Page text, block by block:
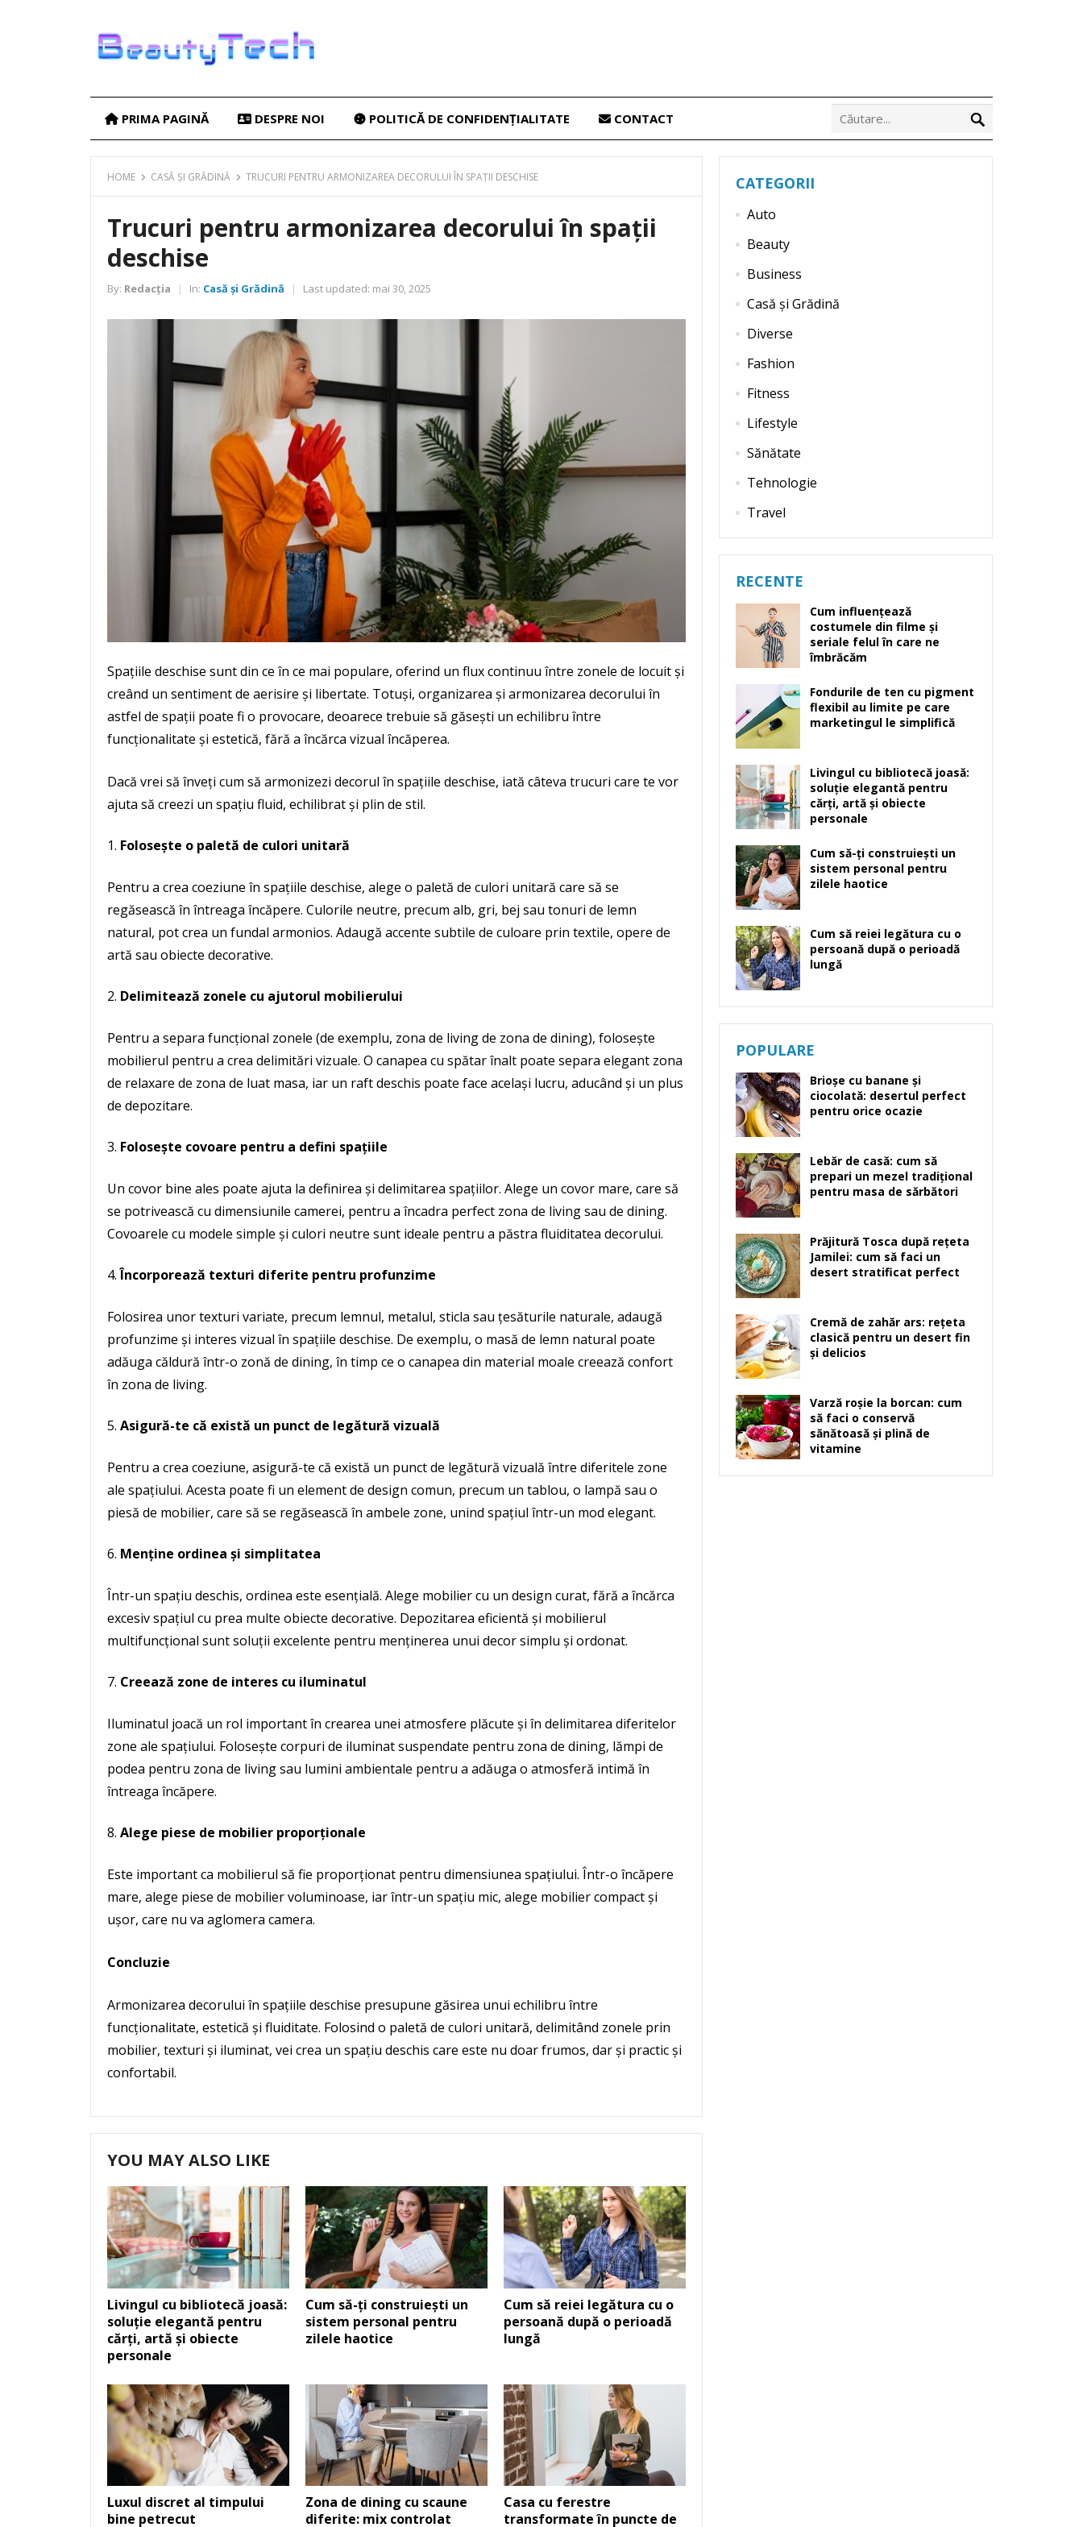
PRIMA PAGINĂ DESPRE NOI POLITICĂ DE CONFIDENȚIALITATE CONTACT
HOME CASĂ ȘI GRĂDINĂ TRUCURI PENTRU ARMONIZAREA DECORULUI ÎN SPAȚII DESCHISE
Trucuri pentru armonizarea decorului în spații
deschise
By: Redacția | In: Casă și Grădină | Last updated: mai 30, 2025
Spațiile deschise sunt din ce în ce mai populare, oferind un flux continuu între zonele de locuit și
creând un sentiment de aerisire și libertate. Totuși, organizarea și armonizarea decorului în
astfel de spații poate fi o provocare, deoarece trebuie să găsești un echilibru între
funcționalitate și estetică, fără a încărca vizual încăperea.
Dacă vrei să înveți cum să armonizezi decorul în spațiile deschise, iată câteva trucuri care te vor
ajuta să creezi un spațiu fluid, echilibrat și plin de stil.
Folosește o paletă de culori unitară
Pentru a crea coeziune în spațiile deschise, alege o paletă de culori unitară care să se
regăsească în întreaga încăpere. Culorile neutre, precum alb, gri, bej sau tonuri de lemn
natural, pot crea un fundal armonios. Adaugă accente subtile de culoare prin textile, opere de
artă sau obiecte decorative.
Delimitează zonele cu ajutorul mobilierului
Pentru a separa funcțional zonele (de exemplu, zona de living de zona de dining), folosește
mobilierul pentru a crea delimitări vizuale. O canapea cu spătar înalt poate separa elegant zona
de relaxare de zona de luat masa, iar un raft deschis poate face același lucru, aducând și un plus
de depozitare.
Folosește covoare pentru a defini spațiile
Un covor bine ales poate ajuta la definirea și delimitarea spațiilor. Alege un covor mare, care să
se potrivească cu dimensiunile camerei, pentru a încadra perfect zona de living sau de dining.
Covoarele cu modele simple și culori neutre sunt ideale pentru a păstra fluiditatea decorului.
Încorporează texturi diferite pentru profunzime
Folosirea unor texturi variate, precum lemnul, metalul, sticla sau țesăturile naturale, adaugă
profunzime și interes vizual în spațiile deschise. De exemplu, o masă de lemn natural poate
adăuga căldură într-o zonă de dining, în timp ce o canapea din material moale creează confort
în zona de living.
Asigură-te că există un punct de legătură vizuală
Pentru a crea coeziune, asigură-te că există un punct de legătură vizuală între diferitele zone
ale spațiului. Acesta poate fi un element de design comun, precum un tablou, o lampă sau o
piesă de mobilier, care să se regăsească în ambele zone, unind spațiul într-un mod elegant.
Menține ordinea și simplitatea
Într-un spațiu deschis, ordinea este esențială. Alege mobilier cu un design curat, fără a încărca
excesiv spațiul cu prea multe obiecte decorative. Depozitarea eficientă și mobilierul
multifuncțional sunt soluții excelente pentru menținerea unui decor simplu și ordonat.
Creează zone de interes cu iluminatul
Iluminatul joacă un rol important în crearea unei atmosfere plăcute și în delimitarea diferitelor
zone ale spațiului. Folosește corpuri de iluminat suspendate pentru zona de dining, lămpi de
podea pentru zona de living sau lumini ambientale pentru a adăuga o atmosferă intimă în
întreaga încăpere.
Alege piese de mobilier proporționale
Este important ca mobilierul să fie proporționat pentru dimensiunea spațiului. Într-o încăpere
mare, alege piese de mobilier voluminoase, iar într-un spațiu mic, alege mobilier compact și
ușor, care nu va aglomera camera.
Concluzie
Armonizarea decorului în spațiile deschise presupune găsirea unui echilibru între
funcționalitate, estetică și fluiditate. Folosind o paletă de culori unitară, delimitând zonele prin
mobilier, texturi și iluminat, vei crea un spațiu deschis care este nu doar frumos, dar și practic și
confortabil.
YOU MAY ALSO LIKE
Livingul cu bibliotecă joasă:
soluție elegantă pentru
cărți, artă și obiecte
personale
Cum să-ți construiești un
sistem personal pentru
zilele haotice
Cum să reiei legătura cu o
persoană după o perioadă
lungă
Luxul discret al timpului
bine petrecut
Zona de dining cu scaune
diferite: mix controlat
Casa cu ferestre
transformate în puncte de
CATEGORII
Auto
Beauty
Business
Casă și Grădină
Diverse
Fashion
Fitness
Lifestyle
Sănătate
Tehnologie
Travel
RECENTE
Cum influențează
costumele din filme și
seriale felul în care ne
îmbrăcăm
Fondurile de ten cu pigment
flexibil au limite pe care
marketingul le simplifică
Livingul cu bibliotecă joasă:
soluție elegantă pentru
cărți, artă și obiecte
personale
Cum să-ți construiești un
sistem personal pentru
zilele haotice
Cum să reiei legătura cu o
persoană după o perioadă
lungă
POPULARE
Brioșe cu banane și
ciocolată: desertul perfect
pentru orice ocazie
Lebăr de casă: cum să
prepari un mezel tradițional
pentru masa de sărbători
Prăjitură Tosca după rețeta
Jamilei: cum să faci un
desert stratificat perfect
Cremă de zahăr ars: rețeta
clasică pentru un desert fin
și delicios
Varză roșie la borcan: cum
să faci o conservă
sănătoasă și plină de
vitamine